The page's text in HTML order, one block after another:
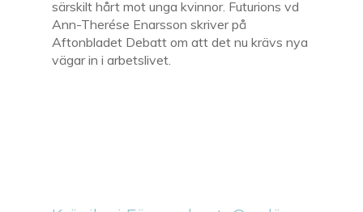
särskilt hårt mot unga kvinnor. Futurions vd
Ann-Therése Enarsson skriver på
Aftonbladet Debatt om att det nu krävs nya
vägar in i arbetslivet.